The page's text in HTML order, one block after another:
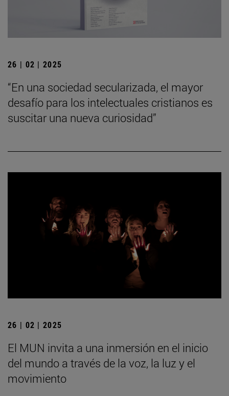
26 | 02 | 2025
“En una sociedad secularizada, el mayor
desafío para los intelectuales cristianos es
suscitar una nueva curiosidad”
26 | 02 | 2025
El MUN invita a una inmersión en el inicio
del mundo a través de la voz, la luz y el
movimiento